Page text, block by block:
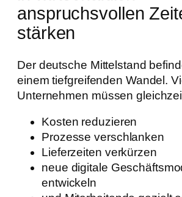
anspruchsvollen
stärken
Der deutsche Mittelstand
einem tiefgreifenden Wandel.
Unternehmen müssen
Kosten reduzieren
Prozesse verschlanken
Lieferzeiten verkürzen
neue digitale
entwickeln